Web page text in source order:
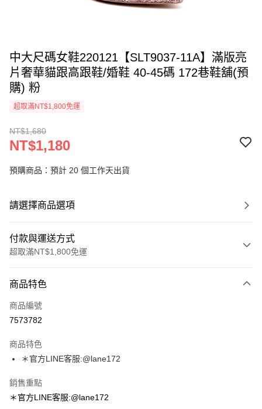
中大尺碼女鞋220121【SLT9037-11A】滿版亮
片奢華貓跟高跟鞋/婚鞋 40-45碼 172巷鞋舖(預
購) 粉
超取滿NT$1,800免運
NT$1,680
NT$1,180
預購商品：預計 20 個工作天出貨
請選擇商品選項
付款與運送方式
超取滿NT$1,800免運
信用卡一次付款
超商取貨付款
Apple Pay
街口支付
悠遊付
商品特色
商品編號
7573782
商品特色
＊官方LINE客服:@lane172
銷售重點
＊官方LINE客服:@lane172